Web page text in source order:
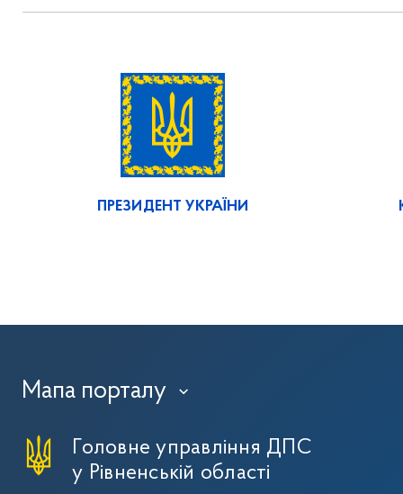
ПРЕЗИДЕНТ УКРАЇНИ
Мапа порталу ›
Головне управління ДПС
у Рівненській області